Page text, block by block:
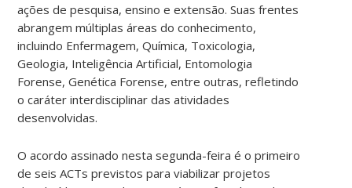
ações de pesquisa, ensino e extensão. Suas frentes
abrangem múltiplas áreas do conhecimento,
incluindo Enfermagem, Química, Toxicologia,
Geologia, Inteligência Artificial, Entomologia
Forense, Genética Forense, entre outras, refletindo
o caráter interdisciplinar das atividades
desenvolvidas.
O acordo assinado nesta segunda-feira é o primeiro
de seis ACTs previstos para viabilizar projetos